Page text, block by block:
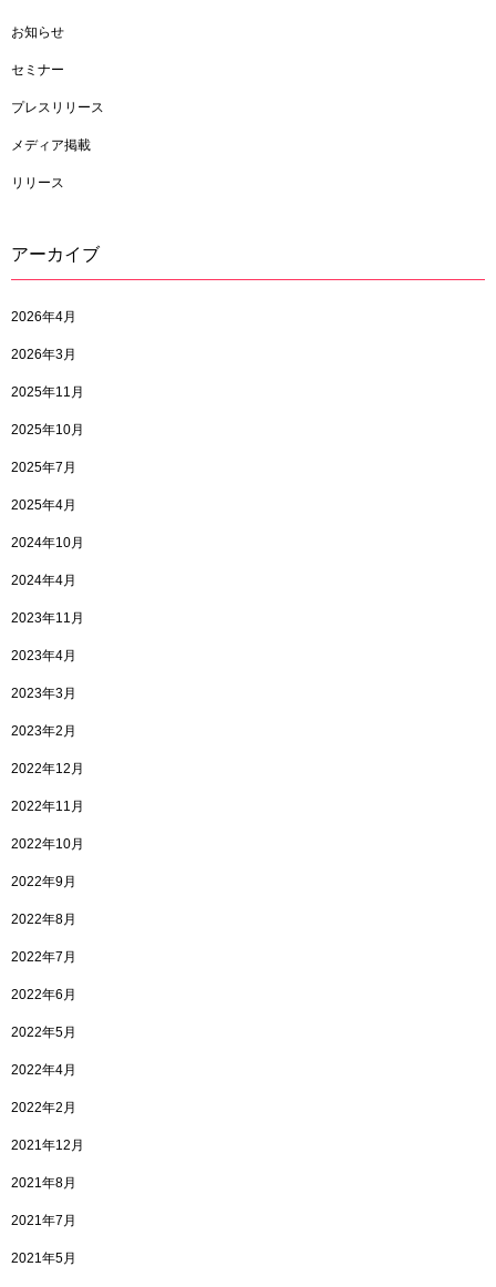
お知らせ
セミナー
プレスリリース
メディア掲載
リリース
アーカイブ
2026年4月
2026年3月
2025年11月
2025年10月
2025年7月
2025年4月
2024年10月
2024年4月
2023年11月
2023年4月
2023年3月
2023年2月
2022年12月
2022年11月
2022年10月
2022年9月
2022年8月
2022年7月
2022年6月
2022年5月
2022年4月
2022年2月
2021年12月
2021年8月
2021年7月
2021年5月